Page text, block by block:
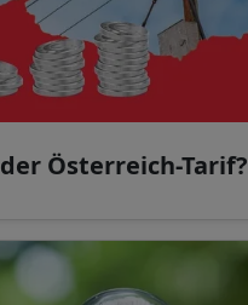
Österreich-Tarif?